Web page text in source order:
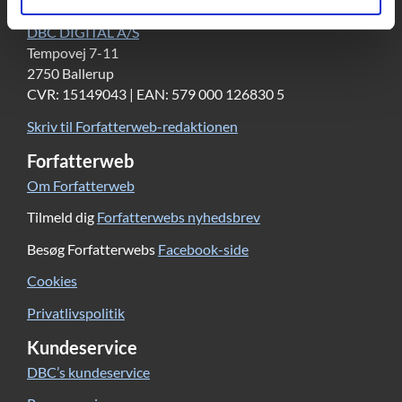
DBC DIGITAL A/S
Tempovej 7-11
2750 Ballerup
CVR: 15149043 | EAN: 579 000 126830 5
Skriv til Forfatterweb-redaktionen
Forfatterweb
Om Forfatterweb
Tilmeld dig Forfatterwebs nyhedsbrev
Besøg Forfatterwebs Facebook-side
Cookies
Privatlivspolitik
Kundeservice
DBC’s kundeservice